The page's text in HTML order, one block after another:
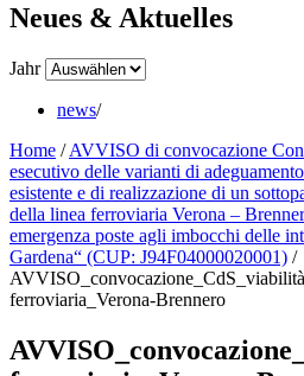
Neues & Aktuelles
Jahr
news/
Home /AVVISO di convocazione
esecutivo delle varianti di
esistente e di realizzazione di un
della linea ferroviaria Verona –
emergenza poste agli imbocchi delle
Gardena“ (CUP: J94F04000020001) /
ferroviaria_Verona-Brennero